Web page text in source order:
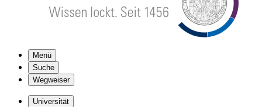
Menü
Suche
Wegweiser
Universität